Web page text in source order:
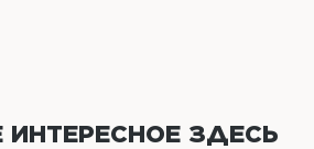
ИНТЕРЕСНОЕ ЗДЕСЬ